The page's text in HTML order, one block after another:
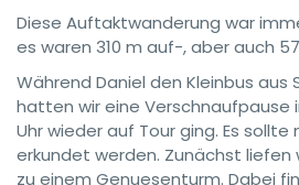
Diese Auftaktwanderung war
es waren 310 m auf-, aber auch
Während Daniel den Kleinbus
hatten wir eine Verschnaufpause
Uhr wieder auf Tour ging. Es sollte
erkundet werden. Zunächst liefen
zu einem Genuesenturm. Dabei